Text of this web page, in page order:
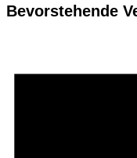
Bevorstehende